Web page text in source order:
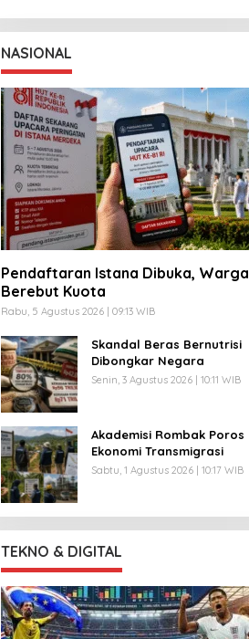
NASIONAL
Pendaftaran Istana Dibuka, Warga
Berebut Kuota
Rabu, 5 Agustus 2026 | 09:13 WIB
Skandal Beras Bernutrisi
Dibongkar Negara
Senin, 3 Agustus 2026 | 10:11 WIB
Akademisi Rombak Poros
Ekonomi Transmigrasi
Sabtu, 1 Agustus 2026 | 10:17 WIB
TEKNO & DIGITAL